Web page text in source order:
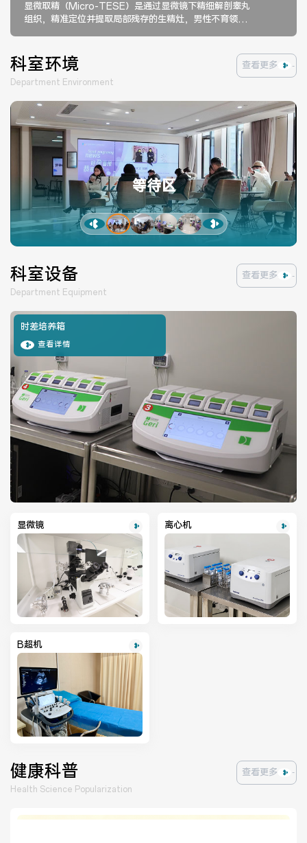
显微取精（Micro-TESE）是通过显微镜下精细解剖睾丸
组织，精准定位并提取局部残存的生精灶，男性不育领域
科室环境
Department Environment
查看更多
等待区
科室设备
Department Equipment
查看更多
时差培养箱
查看详情
显微镜 离心机
B超机
健康科普
Health Science Popularization
查看更多